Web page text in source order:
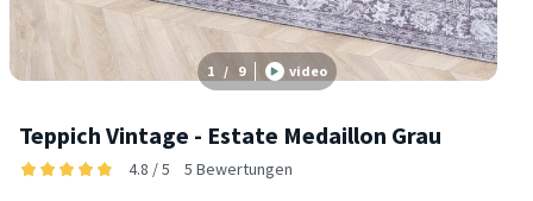
1 / 9 video
Teppich Vintage - Estate Medaillon Grau
4.8 / 5 5 Bewertungen